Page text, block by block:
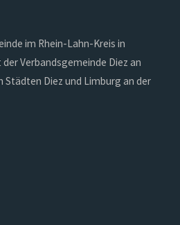
im Rhein-Lahn-Kreis in
Verbandsgemeinde Diez an
Städten Diez und Limburg an der